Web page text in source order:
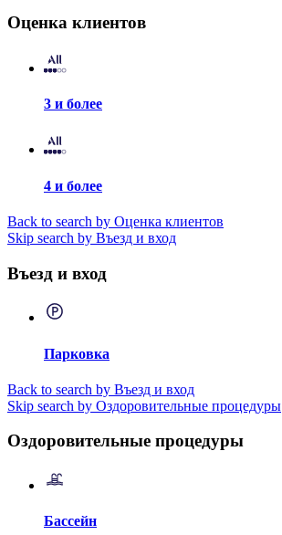
Оценка клиентов
3 и более
4 и более
Back to search by Оценка клиентов
Skip search by Въезд и вход
Въезд и вход
Парковка
Back to search by Въезд и вход
Skip search by Оздоровительные процедуры
Оздоровительные процедуры
Бассейн